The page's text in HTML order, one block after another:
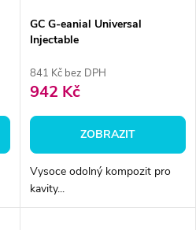
GC G-eanial Universal
Injectable
841 Kč bez DPH
942 Kč
ZOBRAZIT
Vysoce odolný kompozit pro
kavity...